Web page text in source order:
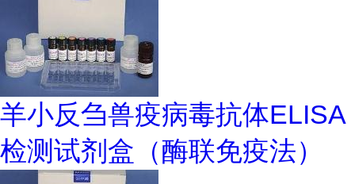
羊小反刍兽疫病毒抗体ELISA
检测试剂盒（酶联免疫法）